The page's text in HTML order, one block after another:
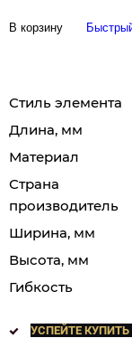
В корзину
Стиль элемента
Длина, мм
Материал
Страна
производитель
Ширина, мм
Высота, мм
Гибкость
УСПЕЙТЕ